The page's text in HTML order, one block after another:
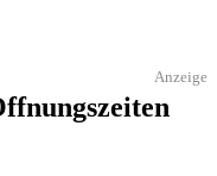
Anzeige